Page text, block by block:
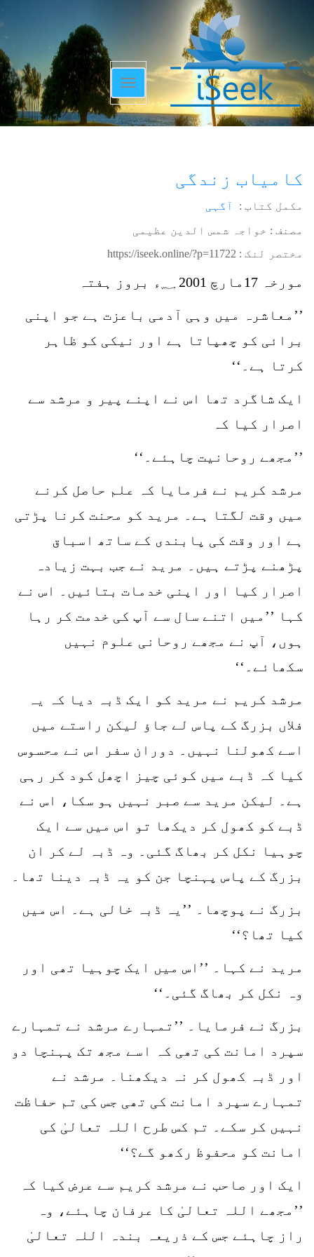
Toggle
navigation
کامیاب زندگی
مکمل کتاب : آگہی
مصنف : خواجہ شمس الدین عظیمی
مختصر لنک : https://iseek.online/?p=11722
مورخہ 17مارچ 2001 ؁ء بروز ہفتہ
’’معاشرہ میں وہی آدمی باعزت ہے جو اپنی
برائی کو چھپاتا ہے اور نیکی کو ظاہر
کرتا ہے۔‘‘
ایک شاگرد تھا اس نے اپنے پیر و مرشد سے
اصرار کیا کہ
’’مجھے روحانیت چاہئے۔‘‘
مرشد کریم نے فرمایا کہ علم حاصل کرنے
میں وقت لگتا ہے۔ مرید کو محنت کرنا پڑتی
ہے اور وقت کی پابندی کے ساتھ اسباق
پڑھنے پڑتے ہیں۔ مرید نے جب بہت زیادہ
اصرار کیا اور اپنی خدمات بتائیں۔ اس نے
کہا ’’میں اتنے سال سے آپ کی خدمت کر رہا
ہوں، آپ نے مجھے روحانی علوم نہیں
سکھائے۔‘‘
مرشد کریم نے مرید کو ایک ڈبہ دیا کہ یہ
فلاں بزرگ کے پاس لے جاؤ لیکن راستے میں
اسے کھولنا نہیں۔ دوران سفر اس نے محسوس
کیا کہ ڈبے میں کوئی چیز اچھل کود کر رہی
ہے۔ لیکن مرید سے صبر نہیں ہو سکا، اس نے
ڈبے کو کھول کر دیکھا تو اس میں سے ایک
چوہیا نکل کر بھاگ گئی۔ وہ ڈبہ لے کر ان
بزرگ کے پاس پہنچا جن کو یہ ڈبہ دینا تھا۔
بزرگ نے پوچھا۔ ’’یہ ڈبہ خالی ہے۔ اس میں
کیا تھا؟‘‘
مرید نے کہا۔ ’’اس میں ایک چوہیا تھی اور
وہ نکل کر بھاگ گئی۔‘‘
بزرگ نے فرمایا۔ ’’تمہارے مرشد نے تمہارے
سپرد امانت کی تھی کہ اسے مجھ تک پہنچا دو
اور ڈبہ کھول کر نہ دیکھنا۔ مرشد نے
تمہارے سپرد امانت کی تھی جس کی تم حفاظت
نہیں کر سکے۔ تم کس طرح اللہ تعالیٰ کی
امانت کو محفوظ رکھو گے؟‘‘
ایک اور صاحب نے مرشد کریم سے عرض کیا کہ
’’مجھے اللہ تعالیٰ کا عرفان چاہئے، وہ
راز چاہئے جس کے ذریعہ بندہ اللہ تعالیٰ